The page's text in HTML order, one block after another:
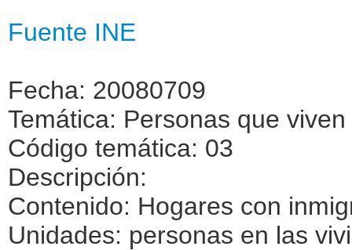
Fuente INE
Fecha: 20080709
Temática: Personas que
Código temática: 03
Descripción:
Contenido: Hogares con
Unidades: personas en las